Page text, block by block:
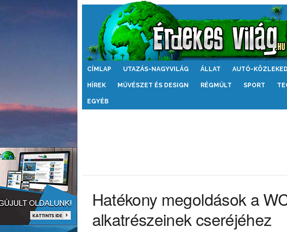
Érdekes
CÍMLAP UTAZÁS-NAGYVILÁG ÁLLAT AUTÓ-
HÍREK MŰVÉSZET ÉS DESIGN RÉGMÚLT SPORT
EGYÉB
Hatékony megoldások a
alkatrészeinek cseréjéhez